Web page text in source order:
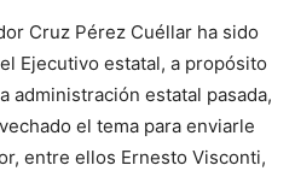
Cruz Pérez Cuéllar ha sido
Ejecutivo estatal, a propósito
administración estatal pasada,
el tema para enviarle
entre ellos Ernesto Visconti,